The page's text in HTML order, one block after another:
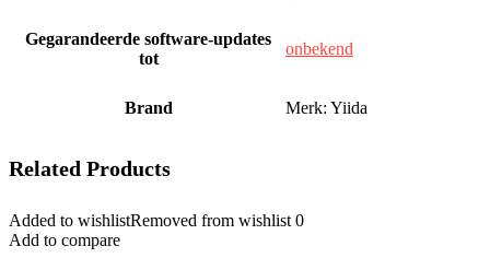
Gegarandeerde software-updates
tot
‎onbekend
Brand Merk: Yiida
Related Products
Added to wishlistRemoved from wishlist 0
Add to compare